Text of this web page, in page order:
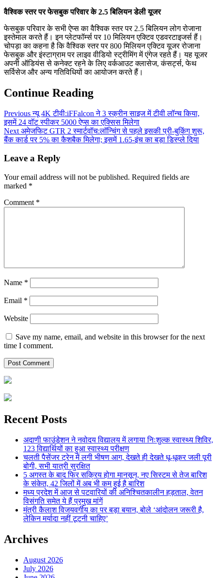
वैश्विक स्तर पर फेसबुक परिवार के 2.5 बिलियन डेली यूजर
फेसबुक परिवार के सभी ऐप्स का वैश्विक स्तर पर 2.5 बिलियन लोग रोजाना
इस्तेमाल करते हैं। इन प्लेटफॉर्म्स पर 10 मिलियन एक्टिव एडवरटाइजर्स हैं।
चोपड़ा का कहना है कि वैश्विक स्तर पर 800 मिलियन एक्टिव यूजर रोजाना
फेसबुक और इंस्टाग्राम पर लाइव वीडियो स्ट्रीमिंग में एंगेज रहते हैं। यह यूजर
अपनी ऑडियंस से कनेक्ट रहने के लिए वर्कआउट क्लासेज, कंसर्ट्स, फेथ
सर्विसेज और अन्य गतिविधियों का आयोजन करते हैं।
Continue Reading
Previousन्यू 4K टीवी:iFFalcon ने 3 स्क्रीन साइज में टीवी लॉन्च किया,
इसमें 24 वॉट स्पीकर 5000 ऐप्स का एक्सिस मिलेगा
Next अमेजफिट GTR 2 स्मार्टवॉच:लॉन्चिंग से पहले इसकी प्री-बुकिंग शुरू,
बैंक कार्ड पर 5% का कैशबैक मिलेगा; इसमें 1.65-इंच का बड़ा डिस्प्ले दिया
Leave a Reply
Your email address will not be published. Required fields are
marked *
Comment *
Name *
Email *
Website
Save my name, email, and website in this browser for the next
time I comment.
Recent Posts
अदाणी फाउंडेशन ने नवोदय विद्यालय में लगाया निःशुल्क स्वास्थ्य शिविर,
123 विद्यार्थियों का हुआ स्वास्थ्य परीक्षण
चलती पैसेंजर ट्रेन में लगी भीषण आग, देखते ही देखते धू-धूकर जली पूरी
बोगी, सभी यात्री सुरक्षित
5 अगस्त के बाद फिर सक्रिय होगा मानसून, नए सिस्टम से तेज बारिश
के संकेत, 42 जिलों में अब भी कम हुई है बारिश
मध्य प्रदेश में आज से पटवारियों की अनिश्चितकालीन हड़ताल, वेतन
विसंगति समेत ये हैं प्रमुख मांगें
मंत्री कैलाश विजयवर्गीय का पर बड़ा बयान, बोले ‘आंदोलन जरूरी है,
लेकिन मर्यादा नहीं टूटनी चाहिए’
Archives
August 2026
July 2026